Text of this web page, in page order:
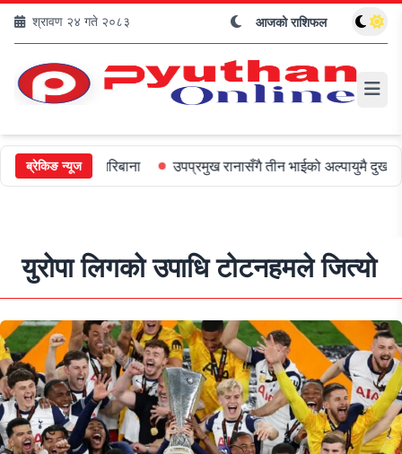
श्रावण २४ गते २०८३ आजको राशिफल
ब्रेकिङ न्यूज
५०० जरिबाना उपप्रमुख रानासँगै तीन भाईको अल्पायुमै दुखद निधन
युरोपा लिगको उपाधि टोटनहमले जित्यो